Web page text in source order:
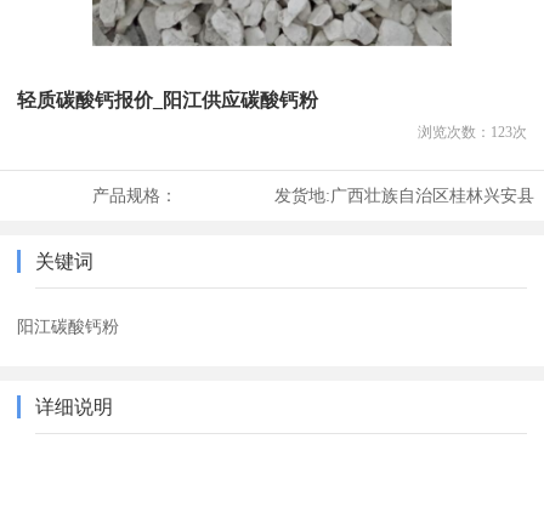
轻质碳酸钙报价_阳江供应碳酸钙粉
浏览次数： 123次
产品规格： 发货地:广西壮族自治区桂林兴安县
关键词
阳江碳酸钙粉
详细说明